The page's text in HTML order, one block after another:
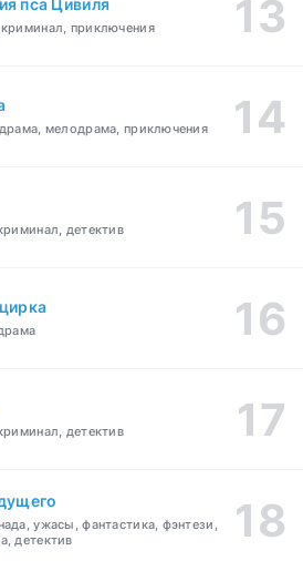
пса Цивиля
приключения
мелодрама, приключения
детектив
детектив
ужасы, фантастика, фэнтези,
детектив